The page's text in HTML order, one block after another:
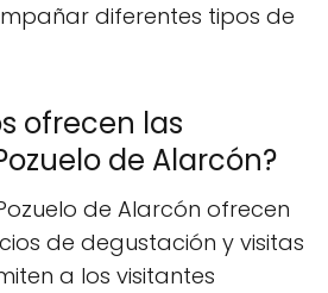
diferentes tipos de
ofrecen las
de Alarcón?
de Alarcón ofrecen
de degustación y visitas
a los visitantes